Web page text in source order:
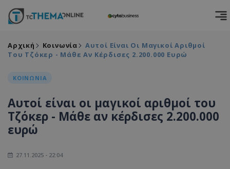
Αρχική Κοινωνία
Αυτοί Είναι Οι Μαγικοί Αριθμοί
Του Τζόκερ - Μάθε Αν Κέρδισες 2.200.000 Ευρώ
ΚΟΙΝΩΝΙΑ
Αυτοί είναι οι μαγικοί αριθμοί του
Τζόκερ - Μάθε αν κέρδισες 2.200.000
ευρώ
27.11.2025 - 22:04